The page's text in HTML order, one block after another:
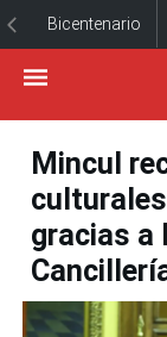
Bicentenario
Mincul
gracias a